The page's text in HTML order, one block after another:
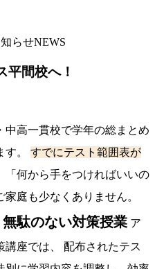
らせNEWS
平間校へ！
中高一貫校で学年の総まとめ
す。 すでにテスト範囲表が
「何から手をつければいいの
庭も少なくありません。
駄のない対策授業 ア
講座では、 配布されたテス